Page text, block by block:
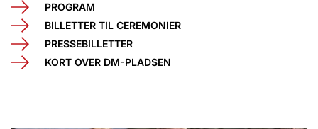
PROGRAM
BILLETTER TIL CEREMONIER
PRESSEBILLETTER
KORT OVER DM-PLADSEN